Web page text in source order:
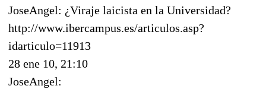
JoseAngel: ¿Viraje laicista en la Universidad?
http://www.ibercampus.es/articulos.asp?
idarticulo=11913
28 ene 10, 21:10
JoseAngel: